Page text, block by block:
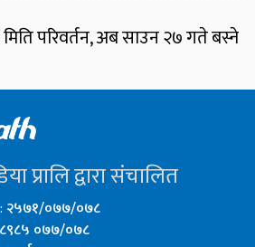
मिति परिवर्तन, अब साउन २७ गते बस्ने
प्रालि द्वारा संचालित
२५७१/०७७/०७८
०७७/०७८